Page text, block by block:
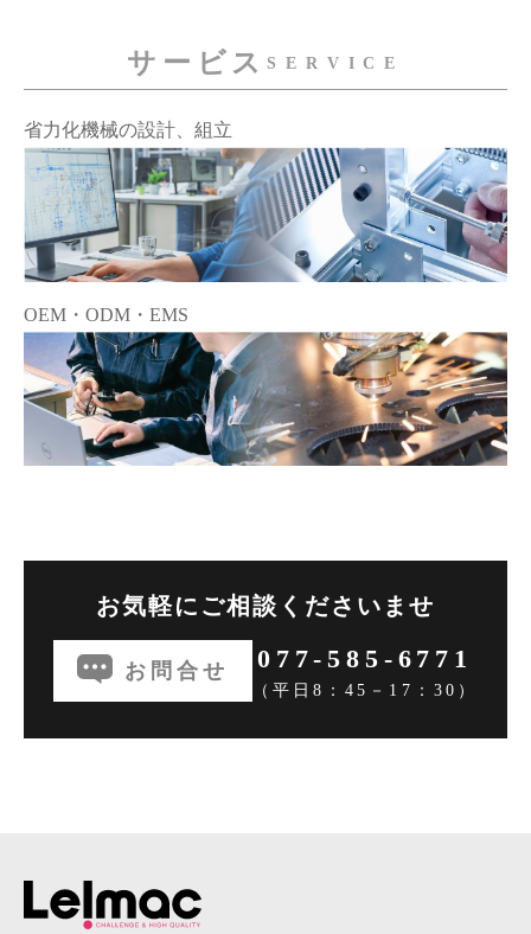
サービスSERVICE
省力化機械の設計、組立
OEM・ODM・EMS
お気軽にご相談くださいませ
お問合せ 077-585-6771
（平日8：45－17：30）